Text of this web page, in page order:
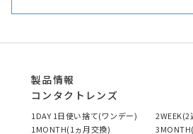
製品情報
コンタクトレンズ
1DAY 1日使い捨て(ワンデー)
2WEEK(2
1MONTH(1ヵ月交換)